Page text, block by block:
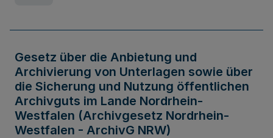
Gesetz über die Anbietung und
Archivierung von Unterlagen sowie über
die Sicherung und Nutzung öffentlichen
Archivguts im Lande Nordrhein-
Westfalen (Archivgesetz Nordrhein-
Westfalen - ArchivG NRW)